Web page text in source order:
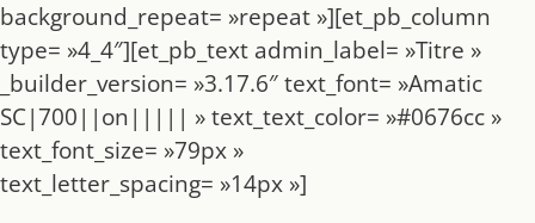
background_repeat= »repeat »][et_pb_column
type= »4_4″][et_pb_text admin_label= »Titre »
_builder_version= »3.17.6″ text_font= »Amatic
SC|700||on||||| » text_text_color= »#0676cc »
text_font_size= »79px »
text_letter_spacing= »14px »]